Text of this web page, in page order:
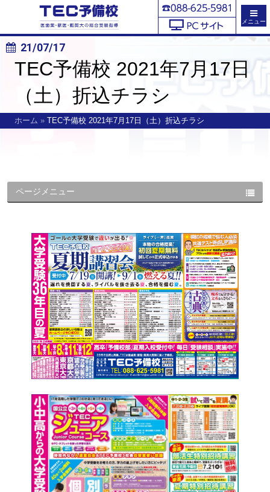
メニュー
21/07/17
TEC予備校 2021年7月17日
（土）折込チラシ
ホーム » TEC予備校 2021年7月17日（土）折込チラシ
ページメニュー